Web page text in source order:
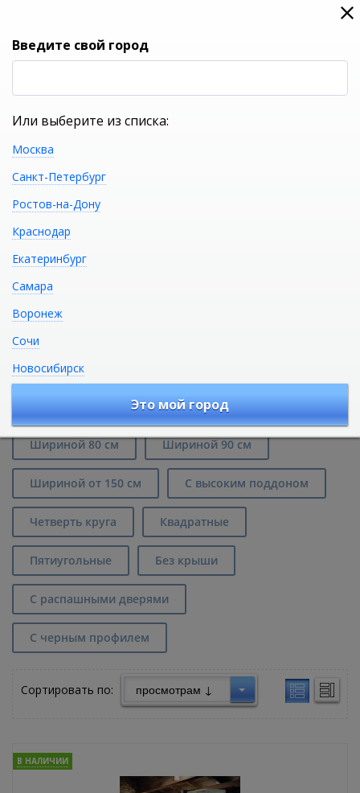
0
Душевые кабины с низким
поддоном в Ростове-на-Дону
Шириной 80 см Шириной 90 см
Шириной от 150 см С высоким поддоном
Четверть круга Квадратные
Пятиугольные Без крыши
С распашными дверями
С черным профилем
Сортировать по:
В НАЛИЧИИ
Введите свой город
Или выберите из списка:
Москва
Санкт-Петербург
Ростов-на-Дону
Краснодар
Екатеринбург
Самара
Воронеж
Сочи
Новосибирск
Это мой город